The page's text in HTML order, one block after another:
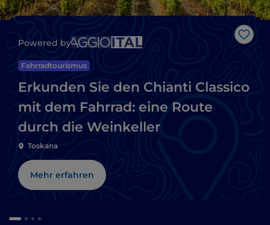
Like
Powered by
Fahrradtourismus
Erkunden Sie den Chianti Classico
mit dem Fahrrad: eine Route
durch die Weinkeller
Toskana
Mehr erfahren